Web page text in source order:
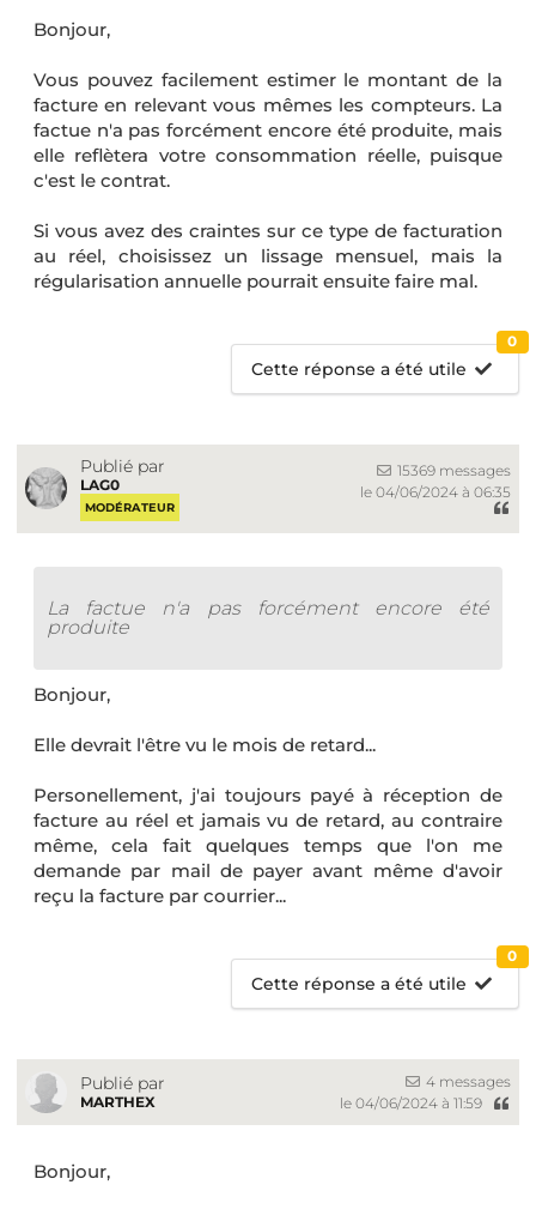
Bonjour,
Vous pouvez facilement estimer le montant de la
facture en relevant vous mêmes les compteurs. La
factue n'a pas forcément encore été produite, mais
elle reflètera votre consommation réelle, puisque
c'est le contrat.
Si vous avez des craintes sur ce type de facturation
au réel, choisissez un lissage mensuel, mais la
régularisation annuelle pourrait ensuite faire mal.
Cette réponse a été utile
0
Publié par
LAG0
MODÉRATEUR
15369 messages
le 04/06/2024 à 06:35
La factue n'a pas forcément encore été
produite
Bonjour,
Elle devrait l'être vu le mois de retard...
Personellement, j'ai toujours payé à réception de
facture au réel et jamais vu de retard, au contraire
même, cela fait quelques temps que l'on me
demande par mail de payer avant même d'avoir
reçu la facture par courrier...
Cette réponse a été utile
0
Publié par
MARTHEX
4 messages
le 04/06/2024 à 11:59
Bonjour,